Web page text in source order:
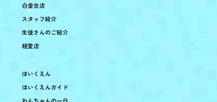
白金台店
スタッフ紹介
生徒さんのご紹介
経堂店
ほいくえん
ほいくえんガイド
わんちゃんの一日